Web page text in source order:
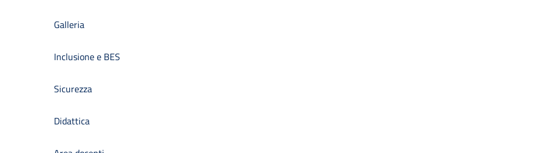
Galleria
Inclusione e BES
Sicurezza
Didattica